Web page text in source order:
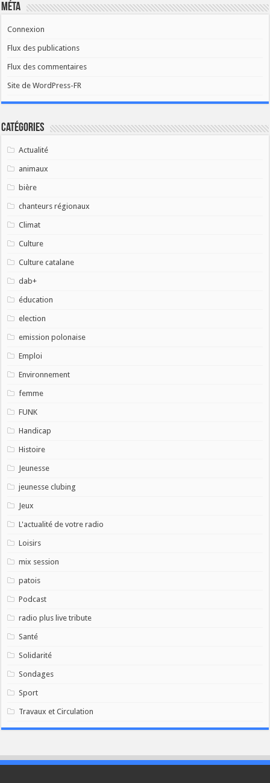
Méta
Connexion
Flux des publications
Flux des commentaires
Site de WordPress-FR
Catégories
Actualité
animaux
bière
chanteurs régionaux
Climat
Culture
Culture catalane
dab+
éducation
election
emission polonaise
Emploi
Environnement
femme
FUNK
Handicap
Histoire
Jeunesse
jeunesse clubing
Jeux
L'actualité de votre radio
Loisirs
mix session
patois
Podcast
radio plus live tribute
Santé
Solidarité
Sondages
Sport
Travaux et Circulation